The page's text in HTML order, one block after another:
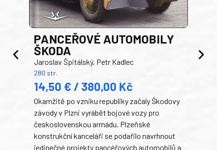
PANCEŘOVÉ AUTOMOBILY
ŠKODA
Jaroslav Špitálský, Petr Kadlec
280 str.
14,50 € / 380,00 Kč
Okamžitě po vzniku republiky začaly Škodovy
závody v Plzni vyrábět bojové vozy pro
československou armádu. Plzeňské
konstrukční kanceláři se podařilo navrhnout
jedinečné projekty pancéřových automobilů a